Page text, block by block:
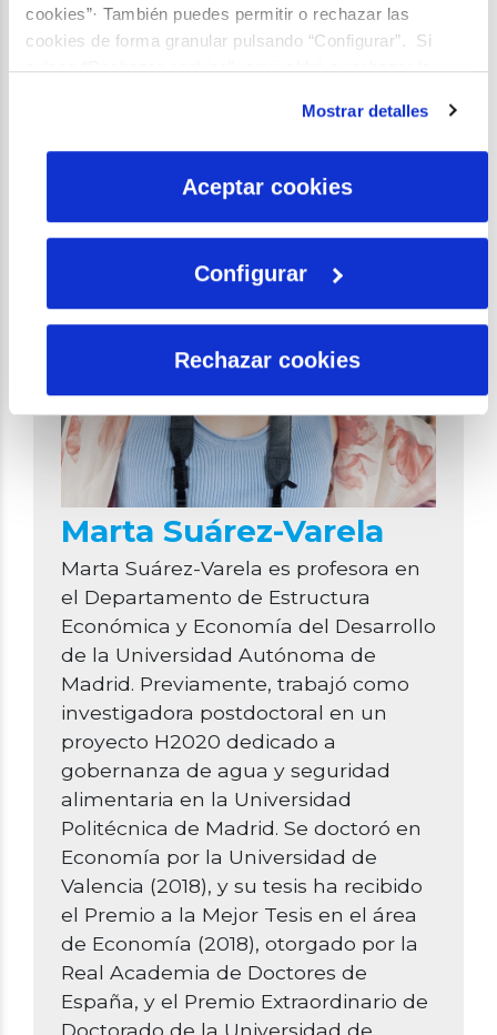
cookies”· También puedes permitir o rechazar las
cookies de forma granular pulsando “Configurar”. Si
pulsas “Rechazar cookies”, equivaldrá a rechazar la
son indispensables para que el sitio web funcione y que
por tanto no se pueden desactivar. Puedes consultar
Política de Cookies
Mostrar detalles
Aceptar cookies
Configurar
Rechazar cookies
Sobre el autor
Marta Suárez-Varela
Marta Suárez-Varela es profesora en
el Departamento de Estructura
Económica y Economía del Desarrollo
de la Universidad Autónoma de
Madrid. Previamente, trabajó como
investigadora postdoctoral en un
proyecto H2020 dedicado a
gobernanza de agua y seguridad
alimentaria en la Universidad
Politécnica de Madrid. Se doctoró en
Economía por la Universidad de
Valencia (2018), y su tesis ha recibido
el Premio a la Mejor Tesis en el área
de Economía (2018), otorgado por la
Real Academia de Doctores de
España, y el Premio Extraordinario de
Doctorado de la Universidad de